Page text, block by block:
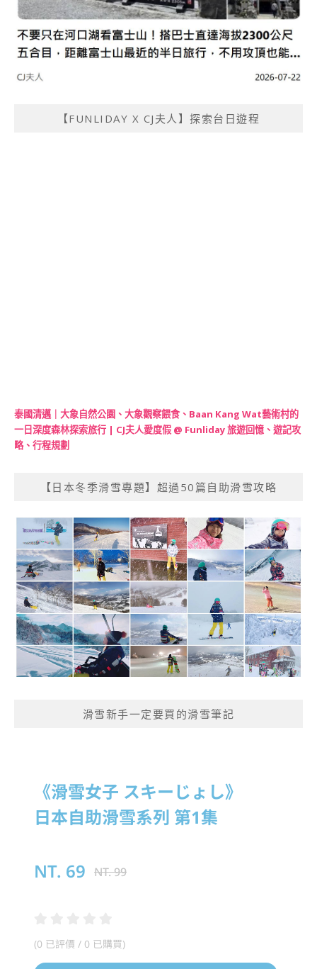
【FUNLIDAY X CJ夫人】探索台日遊程
泰國清邁｜大象自然公園、大象觀察餵食、Baan Kang Wat藝術村的
一日深度森林探索旅行 | CJ夫人愛度假 @ Funliday 旅遊回憶、遊記攻
略、行程規劃
【日本冬季滑雪專題】超過50篇自助滑雪攻略
滑雪新手一定要買的滑雪筆記